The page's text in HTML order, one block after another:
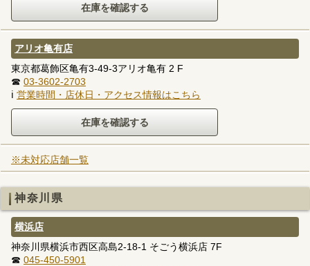
アリオ亀有店
東京都葛飾区亀有3-49-3アリオ亀有 2 F
☎ 03-3602-2703
ℹ 営業時間・店休日・アクセス情報はこちら
※未対応店舗一覧
神奈川県
横浜店
神奈川県横浜市西区高島2-18-1 そごう横浜店 7F
☎ 045-450-5901